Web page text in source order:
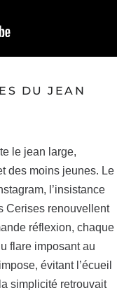
DU JEAN
le jean large,
des moins jeunes. Le
l’insistance
Cerises renouvellent
réflexion, chaque
flare imposant au
évitant l’écueil
simplicité retrouvait